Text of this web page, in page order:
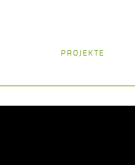
PROJEKTE